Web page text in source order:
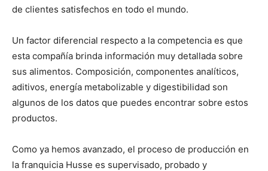
de clientes satisfechos en todo el mundo.
Un factor diferencial respecto a la competencia es que
esta compañía brinda información muy detallada sobre
sus alimentos. Composición, componentes analíticos,
aditivos, energía metabolizable y digestibilidad son
algunos de los datos que puedes encontrar sobre estos
productos.
Como ya hemos avanzado, el proceso de producción en
la franquicia Husse es supervisado, probado y